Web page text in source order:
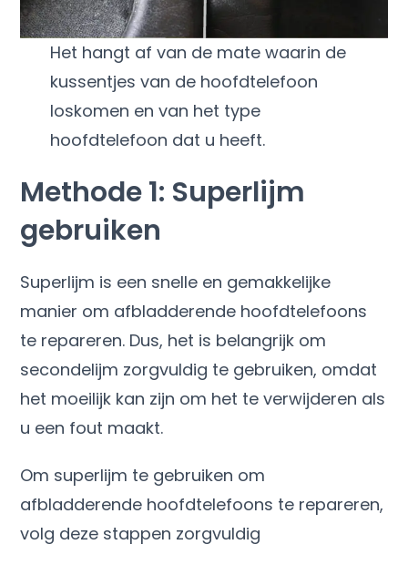
Het hangt af van de mate waarin de
kussentjes van de hoofdtelefoon
loskomen en van het type
hoofdtelefoon dat u heeft.
Methode 1: Superlijm
gebruiken
Superlijm is een snelle en gemakkelijke
manier om afbladderende hoofdtelefoons
te repareren. Dus, het is belangrijk om
secondelijm zorgvuldig te gebruiken, omdat
het moeilijk kan zijn om het te verwijderen als
u een fout maakt.
Om superlijm te gebruiken om
afbladderende hoofdtelefoons te repareren,
volg deze stappen zorgvuldig